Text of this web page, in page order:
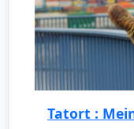
Tatort :